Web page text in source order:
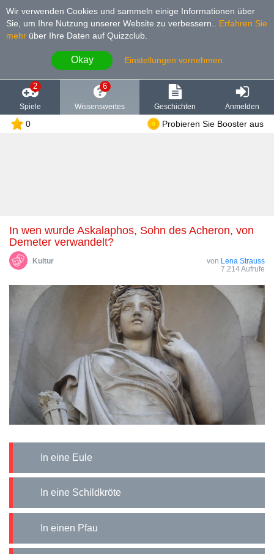
Wir verwenden Cookies und sammeln einige Informationen über
Sie, um Ihre Nutzung unserer Website zu verbessern.
Erfahren Sie
mehr über Ihre Daten auf Quizzclub.
Okay Einstellungen vornehmen
2
Spiele
6
Wissenswertes Geschichten Anmelden
0 Probieren Sie Booster aus
In wen wurde Askalaphos, Sohn des Acheron, von
Demeter verwandelt?
Kultur von Lena Strauss
7.214 Aufrufe
In eine Eule
In eine Schildkröte
In einen Pfau